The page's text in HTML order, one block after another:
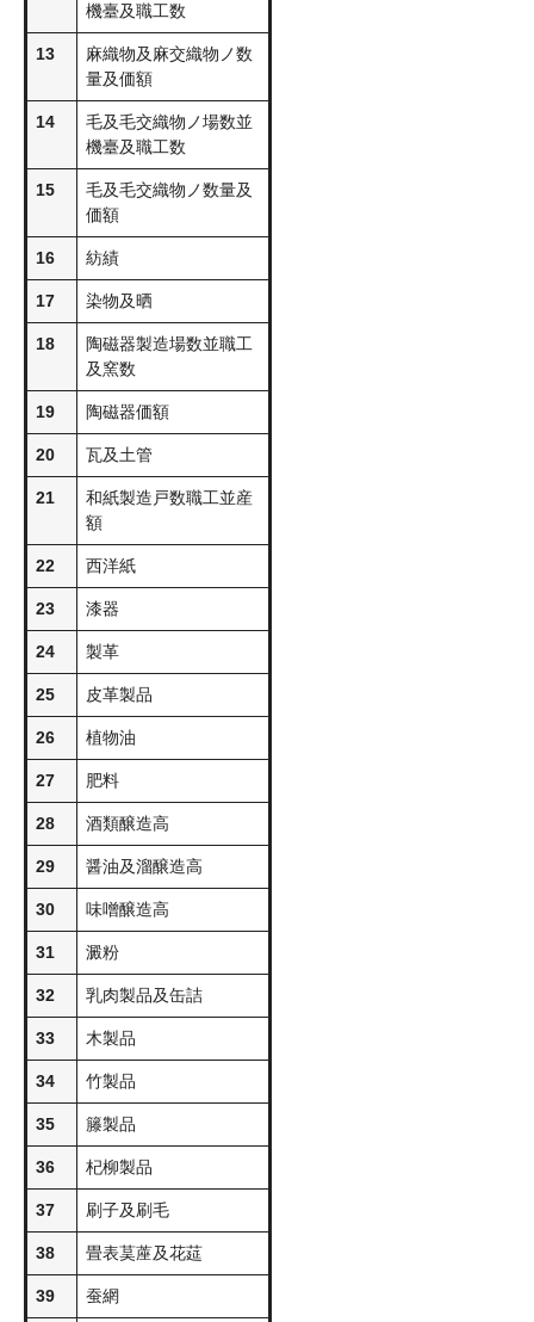
機臺及職工数
13
麻織物及麻交織物ノ数
量及価額
14
毛及毛交織物ノ場数並
機臺及職工数
15
毛及毛交織物ノ数量及
価額
16 紡績
17 染物及晒
18
陶磁器製造場数並職工
及窯数
19 陶磁器価額
20 瓦及土管
21
和紙製造戸数職工並産
額
22 西洋紙
23 漆器
24 製革
25 皮革製品
26 植物油
27 肥料
28 酒類醸造高
29 醤油及溜醸造高
30 味噌醸造高
31 澱粉
32 乳肉製品及缶詰
33 木製品
34 竹製品
35 籐製品
36 杞柳製品
37 刷子及刷毛
38 畳表茣蓙及花莚
39 蚕網